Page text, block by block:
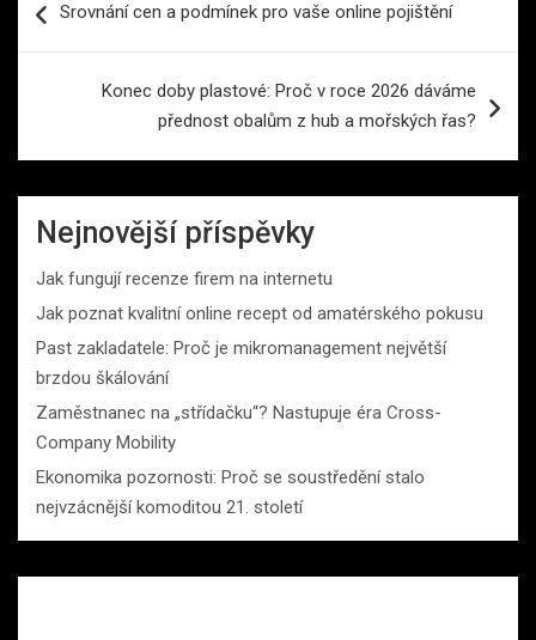
proSrovnání cen a podmínek pro vaše online pojištění
Konec doby plastové: Proč v roce 2026 dáváme
přednost obalům z hub a mořských řas?
Nejnovější příspěvky
Jak fungují recenze firem na internetu
Jak poznat kvalitní online recept od amatérského pokusu
Past zakladatele: Proč je mikromanagement největší
brzdou škálování
Zaměstnanec na „střídačku“? Nastupuje éra Cross-
Company Mobility
Ekonomika pozornosti: Proč se soustředění stalo
nejvzácnější komoditou 21. století